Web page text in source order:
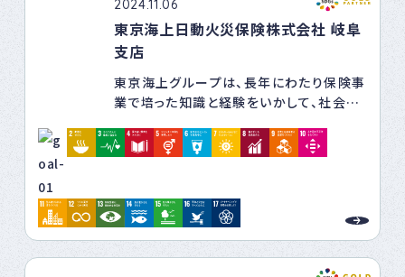
［LGBTQ+に関する方針］
①基本方針 多様性を尊重し、すべての職
員が安心して働ける環境を目指します。
②差別の禁止 性的指向や性自認を理由
とする差別やハラスメントを一切認めませ
ん。
③平等な待遇 LGBTQ+の職員に対し
④教育と啓発 全職員を対象にLGBTQ+に
関する研修を実施し、理解と配慮を促進し
ます。
⑤プライバシーの保護 職員の性的指向や
■社会資本整備
・人口減少時代において、安全で持続可能
な地域へ転換するために、環境に配慮し、
等一般土木分野の整備を支援してまいり
ます。
■気候変動・環境対策
ともに、企業活動を行う中で環境負荷の低
減に取り組んでまいります。
全てのステークホルダーの皆さまに、当社
グループのCSRの考え方について、わかり
やすく明確なメッセージとしてお伝えする
制定しています。
私たちは、この宣言に基づき、従業員一人
ひとりが業務を着実に遂行することによ
り、ESG経営を推進し、SDGsの達成など
2024.11.06
東京海上日動火災保険株式会社 岐阜
支店
東京海上グループは、長年にわたり保険事
業で培った知識と経験をいかして、社会に
してきました。これからも社会課題の解決
に取り組み、グループの企業価値を永続的
な未来の創造に貢献することで、すべての
人や社会から信頼される“Good
Company”となることを目指します。